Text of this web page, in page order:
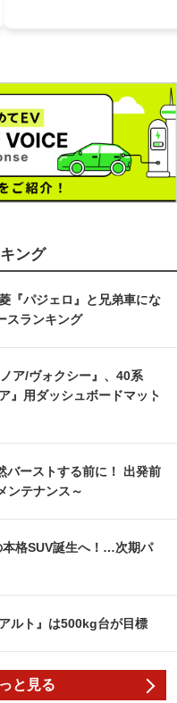
ング
『パジェロ』と兄弟車にな
スランキング
ア/ヴォクシー』、40系
』用ダッシュボードマット
バーストする前に！ 出発前
ンテナンス～
本格SUV誕生へ！…次期パ
ルト』は500kg台が目標
と見る